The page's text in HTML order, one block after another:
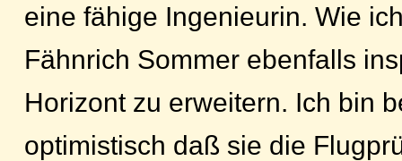
eine fähige Ingenieurin. Wie
Fähnrich Sommer ebenfalls
Horizont zu erweitern. Ich bin
optimistisch daß sie die